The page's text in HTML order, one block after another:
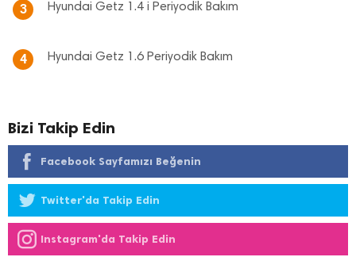
3 Hyundai Getz 1.4 i Periyodik Bakım
4 Hyundai Getz 1.6 Periyodik Bakım
Bizi Takip Edin
Facebook Sayfamızı Beğenin
Twitter'da Takip Edin
Instagram'da Takip Edin